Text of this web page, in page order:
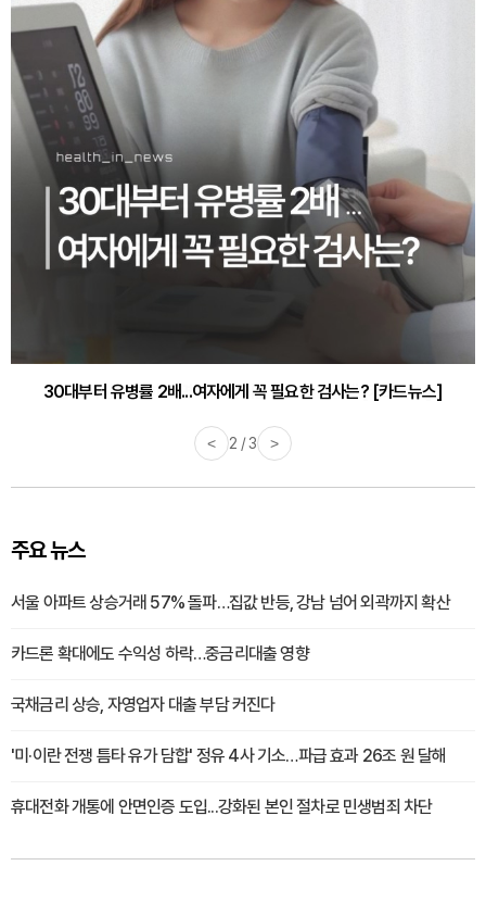
감기·독감 예방하고 면역력 높이는 4가지 영양제 [카드뉴스]
< 3 / 3 >
주요 뉴스
서울 아파트 상승거래 57% 돌파…집값 반등, 강남 넘어 외곽까지 확산
카드론 확대에도 수익성 하락…중금리대출 영향
국채금리 상승, 자영업자 대출 부담 커진다
'미·이란 전쟁 틈타 유가 담합' 정유 4사 기소…파급 효과 26조 원 달해
휴대전화 개통에 안면인증 도입...강화된 본인 절차로 민생범죄 차단